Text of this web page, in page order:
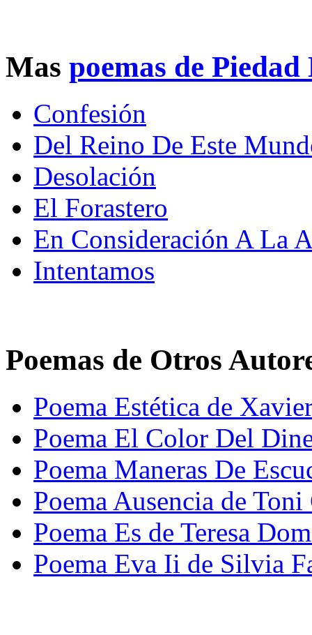
Mas poemas de
Confesión
Del Reino De Este
Desolación
El Forastero
En Consideración A La
Intentamos
Poemas de Otros
Poema Estética de
Poema El Color Del
Poema Maneras De
Poema Ausencia de
Poema Es de Teresa
Poema Eva Ii de Silvia